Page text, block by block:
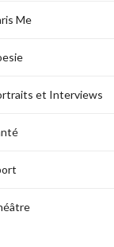
Me
et Interviews